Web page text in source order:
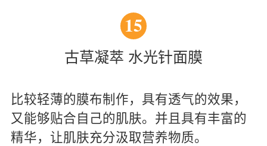
15
古草凝萃 水光针面膜
比较轻薄的膜布制作，具有透气的效果，
又能够贴合自己的肌肤。并且具有丰富的
精华，让肌肤充分汲取营养物质。